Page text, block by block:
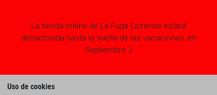
La tienda online de La Fuga Librerias estará
desactivada hasta la vuelta de las vacaciones, en
Septiembre ;)
Uso de cookies